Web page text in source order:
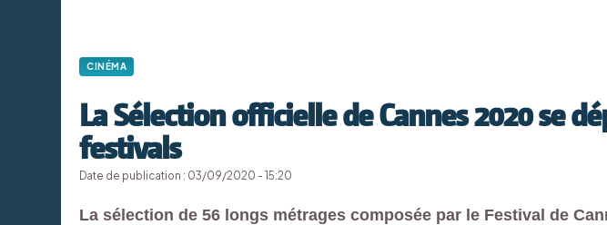
CINÉMA
La Sélection officielle de Cannes 2020 se
festivals
Date de publication : 03/09/2020 - 15:20
La sélection de 56 longs métrages composée par le Festival de